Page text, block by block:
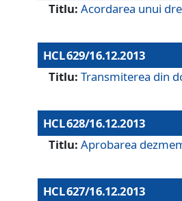
Titlu: Acordarea unui
HCL 629/16.12.2013
Titlu: Transmiterea din
HCL 628/16.12.2013
Titlu: Aprobarea
HCL 627/16.12.2013